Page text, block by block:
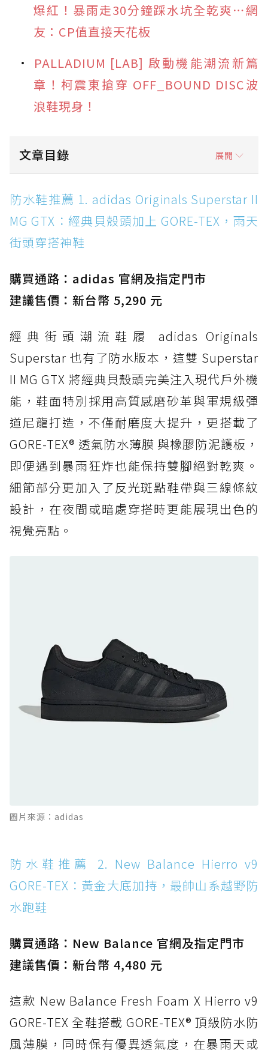
爆紅！暴雨走30分鐘踩水坑全乾爽⋯網
友：CP值直接天花板
PALLADIUM [LAB] 啟動機能潮流新篇
章！柯震東搶穿 OFF_BOUND DISC波
浪鞋現身！
文章目錄 展開
防水鞋推薦 1. adidas Originals Superstar II
MG GTX：經典貝殼頭加上 GORE-TEX，雨天街
頭穿搭神鞋
防水鞋推薦 2. New Balance Hierro v9 GORE-
防水鞋推薦 3. Nike Dunk Low GORE-TEX：
經典 Dunk 輪廓加上防水科技，雨天穿搭帥度不
打折
防水鞋推薦 4. ASICS TRABUCO 14 GTX：搭
載 GORE-TEX 隱形貼合科技，全方位防水神鞋
防水鞋推薦 5. Salomon XT-6 GORE-TEX：潮
人必備山系鞋王！防滑、防水與街頭顏值一次攻
頂
防水鞋推薦 6. HOKA Stinson Evo GTX：越野
復刻厚底，GORE-TEX 防水與增高神器一次滿
黃靴同級頂級防水，輕量化工裝健走鞋雨天必備
防水鞋推薦 7. Timberland Motion Access：
黃靴同級頂級防水，輕量化工裝健走鞋雨天必備
防水鞋推薦 10. PUMA Voyage NITRO™ 4
GORE-TEX：氮氣中底注入，回彈與防滑兼具的
全天候越野跑鞋
防水鞋推薦 11. On Cloudhorizon 2 WP：腳
感軟彈、搭載 Missiongrip™ 的防水輕越野鞋
Boot：馬汀首款雨靴登場，經典八孔加上全防
防水鞋推薦 14. SKECHERS BADGER
WATERPROOF：一踩即穿懶人神器！搭載固特
異大底與全防水厚底健走鞋
防水鞋推薦 15. Brooks Cascadia 19 GTX：注
防水鞋推薦 1. adidas Originals Superstar II
MG GTX：經典貝殼頭加上 GORE-TEX，雨天
街頭穿搭神鞋
購買通路：adidas 官網及指定門市
建議售價：新台幣 5,290 元
經典街頭潮流鞋履 adidas Originals
Superstar 也有了防水版本，這雙 Superstar
II MG GTX 將經典貝殼頭完美注入現代戶外機
能，鞋面特別採用高質感磨砂革與軍規級彈
道尼龍打造，不僅耐磨度大提升，更搭載了
GORE-TEX® 透氣防水薄膜 與橡膠防泥護板，
即便遇到暴雨狂炸也能保持雙腳絕對乾爽。
細節部分更加入了反光斑點鞋帶與三線條紋
設計，在夜間或暗處穿搭時更能展現出色的
視覺亮點。
圖片來源：adidas
防水鞋推薦 2. New Balance Hierro v9
GORE-TEX：黃金大底加持，最帥山系越野防
水跑鞋
購買通路：New Balance 官網及指定門市
建議售價：新台幣 4,480 元
這款 New Balance Fresh Foam X Hierro v9
GORE-TEX 全鞋搭載 GORE-TEX® 頂級防水防
風薄膜，同時保有優異透氣度，在暴雨天或